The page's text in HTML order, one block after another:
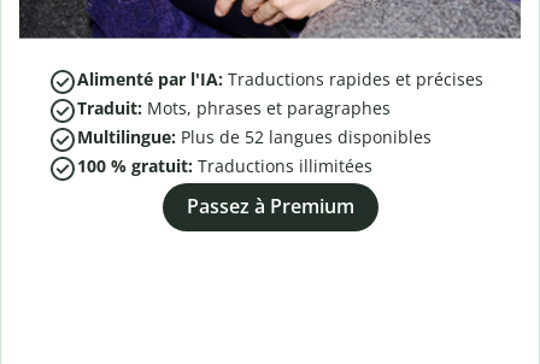
Alimenté par l'IA: Traductions rapides et précises
Traduit: Mots, phrases et paragraphes
Multilingue: Plus de 52 langues disponibles
100 % gratuit: Traductions illimitées
Passez à Premium